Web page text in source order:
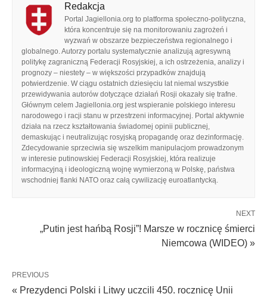
Redakcja
Portal Jagiellonia.org to platforma społeczno-polityczna,
która koncentruje się na monitorowaniu zagrożeń i
wyzwań w obszarze bezpieczeństwa regionalnego i
globalnego. Autorzy portalu systematycznie analizują agresywną
politykę zagraniczną Federacji Rosyjskiej, a ich ostrzeżenia, analizy i
prognozy – niestety – w większości przypadków znajdują
potwierdzenie. W ciągu ostatnich dziesięciu lat niemal wszystkie
przewidywania autorów dotyczące działań Rosji okazały się trafne.
Głównym celem Jagiellonia.org jest wspieranie polskiego interesu
narodowego i racji stanu w przestrzeni informacyjnej. Portal aktywnie
działa na rzecz kształtowania świadomej opinii publicznej,
demaskując i neutralizując rosyjską propagandę oraz dezinformację.
Zdecydowanie sprzeciwia się wszelkim manipulacjom prowadzonym
w interesie putinowskiej Federacji Rosyjskiej, która realizuje
informacyjną i ideologiczną wojnę wymierzoną w Polskę, państwa
wschodniej flanki NATO oraz całą cywilizację euroatlantycką.
NEXT
„Putin jest hańbą Rosji”! Marsze w rocznicę śmierci
Niemcowa (WIDEO) »
PREVIOUS
« Prezydenci Polski i Litwy uczcili 450. rocznicę Unii